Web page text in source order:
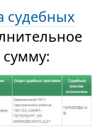
судебных